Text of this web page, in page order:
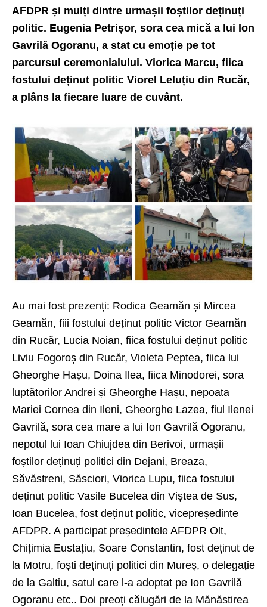
AFDPR și mulți dintre urmașii foștilor deținuți
politic. Eugenia Petrișor, sora cea mică a lui Ion
Gavrilă Ogoranu, a stat cu emoție pe tot
parcursul ceremonialului. Viorica Marcu, fiica
fostului deținut politic Viorel Leluțiu din Rucăr,
a plâns la fiecare luare de cuvânt.
Au mai fost prezenți: Rodica Geamăn și Mircea
Geamăn, fiii fostului deținut politic Victor Geamăn
din Rucăr, Lucia Noian, fiica fostului deținut politic
Liviu Fogoroș din Rucăr, Violeta Peptea, fiica lui
Gheorghe Hașu, Doina Ilea, fiica Minodorei, sora
luptătorilor Andrei și Gheorghe Hașu, nepoata
Mariei Cornea din Ileni, Gheorghe Lazea, fiul Ilenei
Gavrilă, sora cea mare a lui Ion Gavrilă Ogoranu,
nepotul lui Ioan Chiujdea din Berivoi, urmașii
foștilor deținuți politici din Dejani, Breaza,
Săvăstreni, Săsciori, Viorica Lupu, fiica fostului
deținut politic Vasile Bucelea din Viștea de Sus,
Ioan Bucelea, fost deținut politic, vicepreședinte
AFDPR. A participat președintele AFDPR Olt,
Chițimia Eustațiu, Soare Constantin, fost deținut de
la Motru, foști deținuți politici din Mureș, o delegație
de la Galtiu, satul care l-a adoptat pe Ion Gavrilă
Ogoranu etc.. Doi preoți călugări de la Mănăstirea